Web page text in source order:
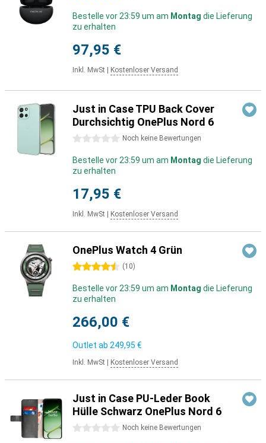
Bestelle vor 23:59 um am Montag die Lieferung
zu erhalten
97,95 €
Inkl. MwSt Kostenloser Versand
Just in Case TPU Back Cover
Durchsichtig OnePlus Nord 6
0 Sterne Noch keine Bewertungen
Bestelle vor 23:59 um am Montag die Lieferung
zu erhalten
17,95 €
Inkl. MwSt Kostenloser Versand
OnePlus Watch 4 Grün
4.5 Sterne (10)
Bestelle vor 23:59 um am Montag die Lieferung
zu erhalten
266,00 €
Outlet ab 249,95 €
Inkl. MwSt Kostenloser Versand
Just in Case PU-Leder Book
Hülle Schwarz OnePlus Nord 6
0 Sterne Noch keine Bewertungen